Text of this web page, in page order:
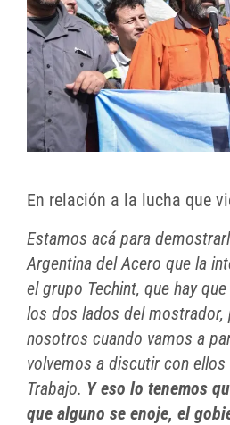
En relación a la lucha que
Estamos acá para
Argentina del Acero que la
el grupo Techint, que hay
los dos lados del mostrador,
nosotros cuando vamos a
volvemos a discutir con
Trabajo. Y eso lo tenemos
que alguno se enoje, el